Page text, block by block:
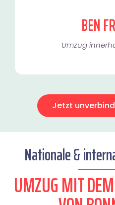
BEN
Umzug
Jetzt
Nationale &
UMZUG MIT